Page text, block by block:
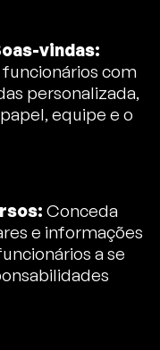
vindas:
com
personalizada,
equipe e o
Conceda
e informações
a se